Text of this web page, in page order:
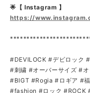
🌟【 Instagram 】
https://
#DEVILOCK #デビロック
#刺繍 #オーバーサイズ #
#BIGT #Rogia #ロギア #
#fashion #ロック #ROCK